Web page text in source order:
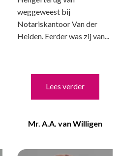
weggeweest bij
Notariskantoor Van der
Heiden. Eerder was zij van...
Lees verder
Mr. A.A. van Willigen